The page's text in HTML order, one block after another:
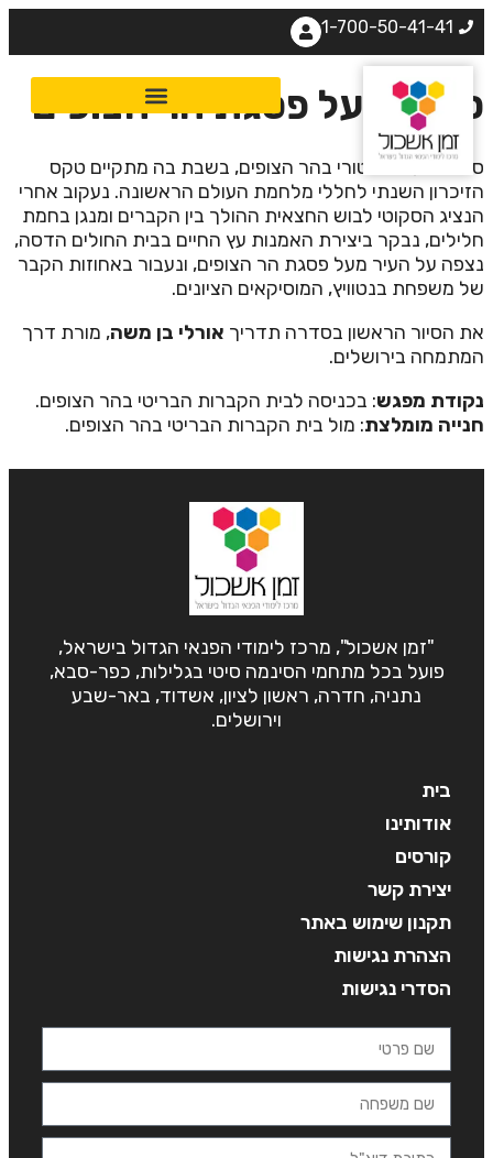
1-700-50-41-41
מעל פסגת הר הצופים
כמעט היסטורי בהר הצופים, בשבת בה מתקיים טקס
השנתי לחללי מלחמת העולם הראשונה. נעקוב אחרי
הסקוטי לבוש החצאית ההולך בין הקברים ומנגן בחמת
נבקר ביצירת האמנות עץ החיים בבית החולים הדסה,
על העיר מעל פסגת הר הצופים, ונעבור באחוזות הקבר
משפחת בנטוויץ, המוסיקאים הציונים.
הסיור הראשון בסדרה תדריךאורלי בן משה, מורת דרך
בירושלים.
מפגש: בכניסה לבית הקברות הבריטי בהר הצופים.
מומלצת: מול בית הקברות הבריטי בהר הצופים.
"זמן אשכול", מרכז לימודי הפנאי הגדול בישראל,
פועל בכל מתחמי הסינמה סיטי בגלילות, כפר-סבא,
נתניה, חדרה, ראשון לציון, אשדוד, באר-שבע
וירושלים.
בית
אודותינו
קורסים
יצירת קשר
תקנון שימוש באתר
הצהרת נגישות
הסדרי נגישות